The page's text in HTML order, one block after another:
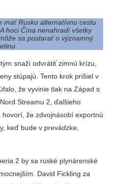
mať Rusko alternatívnu cestu
hoci Čína nenahradí všetky
sa postarať o významný
snaží odvrátiť zimnú krízu,
stúpajú. Tento krok prišiel v
že vyvinie tlak na Západ s
Streamu 2, ďalšieho
že zdvojnásobí exportnú
keď bude v prevádzke,
2 by sa ruské plynárenské
David Fickling za